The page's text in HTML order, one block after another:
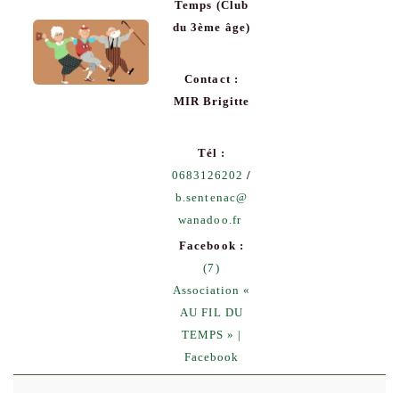
Temps (Club
du 3ème âge)
Contact :
MIR Brigitte
Tél :
0683126202 /
b.sentenac@
wanadoo.fr
Facebook :
(7)
Association «
AU FIL DU
TEMPS » |
Facebook